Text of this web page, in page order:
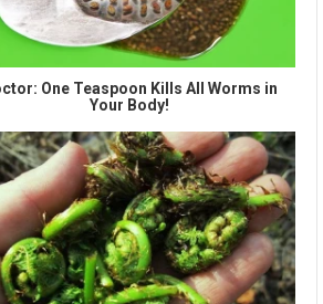
One Teaspoon Kills All Worms in
Your Body!